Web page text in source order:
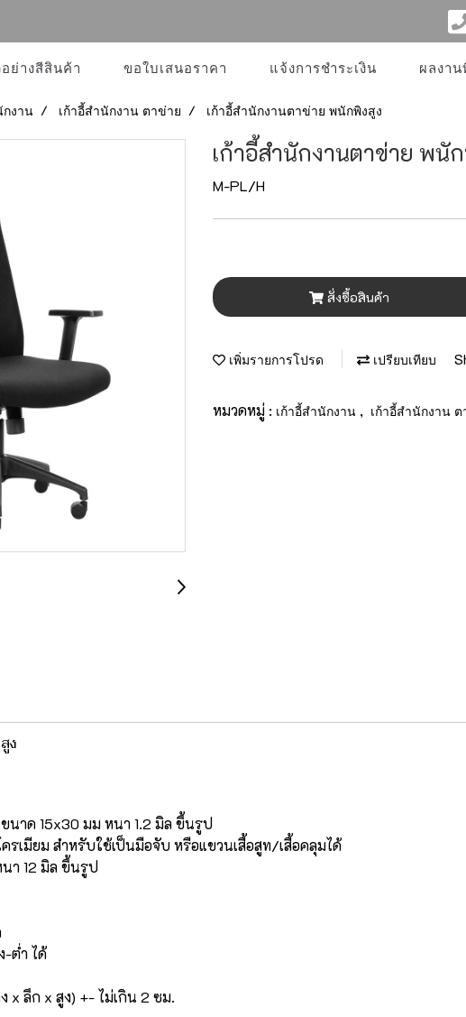
ย่างสีสินค้า ขอใบเสนอราคา แจ้งการชำระเงิน ผลงา
กงาน เก้าอี้สำนักงาน ตาข่าย เก้าอี้สำนักงานตาข่าย พนักพิงสูง
เก้าอี้สำนักงานตาข่าย พนั
M-PL/H
สั่งซื้อสินค้า
เพิ่มรายการโปรด เปรียบเทียบ
หมวดหมู่ : เก้าอี้สำนักงาน , เก้าอี้สำนักงาน
ง
นาด 15x30 มม หนา 1.2 มิล ขึ้นรูป
เมียม สำหรับใช้เป็นมือจับ หรือแขวนเสื้อสูท/เสื้อคลุมได้
นา 12 มิล ขึ้นรูป
ต่ำ ได้
x ลึก x สูง) +- ไม่เกิน 2 ซม.